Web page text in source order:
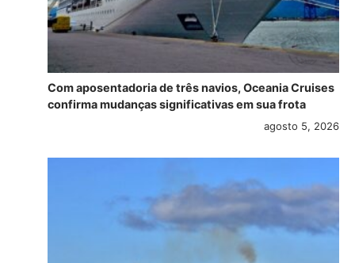
Com aposentadoria de três navios, Oceania Cruises
confirma mudanças significativas em sua frota
agosto 5, 2026